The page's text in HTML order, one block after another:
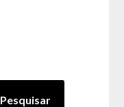
Pesquisar